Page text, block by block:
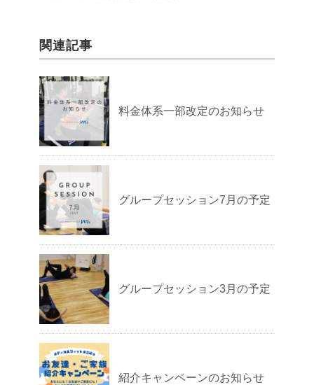
関連記事
料金体系一部改定のお知らせ
グループセッション7月の予定
グループセッション3月の予定
紹介キャンペーンのお知らせ